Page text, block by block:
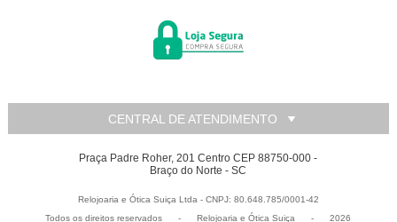
CENTRAL DE ATENDIMENTO
Praça Padre Roher, 201 Centro CEP 88750-000 -
Braço do Norte - SC
Relojoaria e Ótica Suiça Ltda - CNPJ: 80.648.785/0001-42
Todos os direitos reservados
- Relojoaria e Ótica Suiça - 2026